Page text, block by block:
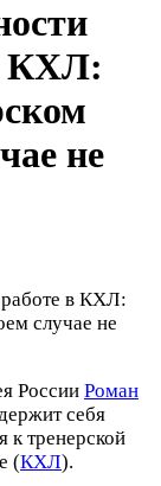
КХЛ:
не
России Роман
себя
к тренерской
(КХЛ).